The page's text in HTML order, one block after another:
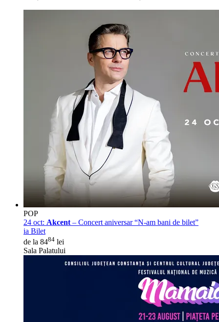
POP
24 oct: Akcent – Concert aniversar “N-am bani de bilet”
ia Bilet
de la 8484 lei
Sala Palatului